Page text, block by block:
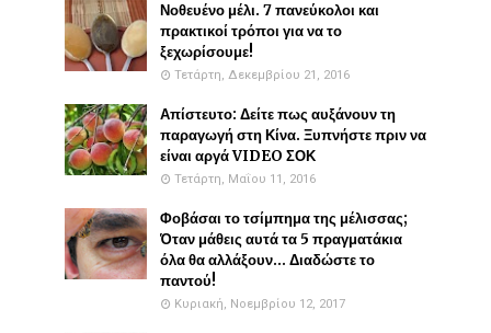
Νοθευένο μέλι. 7 πανεύκολοι και
πρακτικοί τρόποι για να το
ξεχωρίσουμε!
Τετάρτη, Δεκεμβρίου 21, 2016
Απίστευτο: Δείτε πως αυξάνουν τη
παραγωγή στη Κίνα. Ξυπνήστε πριν να
είναι αργά VIDEO ΣΟΚ
Τετάρτη, Μαΐου 11, 2016
Φοβάσαι το τσίμπημα της μέλισσας;
Όταν μάθεις αυτά τα 5 πραγματάκια
όλα θα αλλάξουν... Διαδώστε το
παντού!
Κυριακή, Νοεμβρίου 12, 2017